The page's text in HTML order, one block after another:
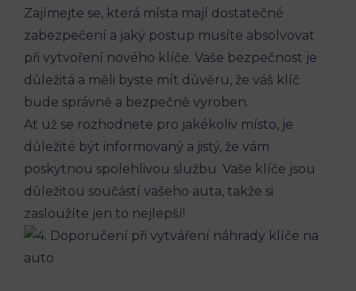
Zajímejte se, která místa mají dostatečné
⁣zabezpečení a jaký ​postup musíte absolvovat
při vytvoření nového ‍klíče. Vaše bezpečnost je
důležitá ‌a měli byste mít důvěru,​ že⁢ váš klíč
⁣bude správně a‍ bezpečně vyroben.
Ať už se rozhodnete pro jakékoliv místo, je
důležité být informovaný a jistý, že vám
poskytnou spolehlivou službu.‌ Vaše⁣ klíče⁢ jsou
důležitou ‍součástí vašeho auta, takže si
zasloužíte jen to nejlepší!